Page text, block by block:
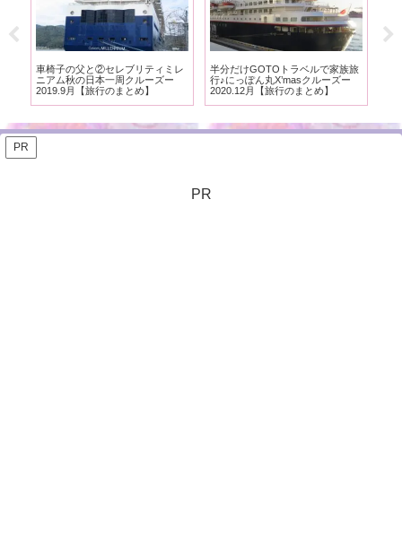
車椅子の父と②セレブリティミレ
ニアム秋の日本一周クルーズー
2019.9月【旅行のまとめ】
半分だけGOTOトラベルで家族旅
行♪にっぽん丸X’masクルーズー
2020.12月【旅行のまとめ】
PR
PR